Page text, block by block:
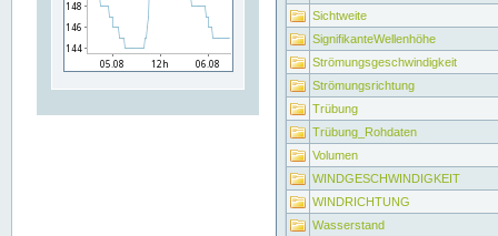
Sichtweite
SignifikanteWellenhöhe
Strömungsgeschwindigkeit
Strömungsrichtung
Trübung
Trübung_Rohdaten
Volumen
WINDGESCHWINDIGKEIT
WINDRICHTUNG
Wasserstand